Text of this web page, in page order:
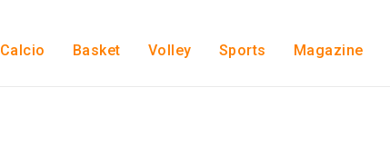
Calcio Basket Volley Sports Magazine